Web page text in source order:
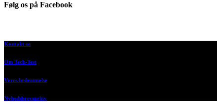
Følg os på Facebook
Kontakt os
Om Tech-Test
Vores bedømmelse
Nyhedsbrevsarkiv